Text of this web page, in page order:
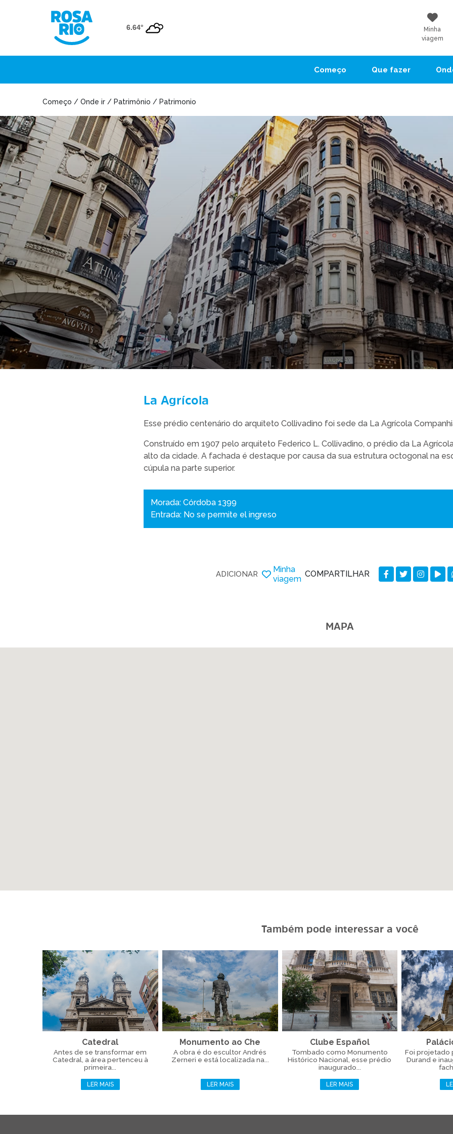
6.64°
Minha
viagem
Começo Que fazer
Começo / Onde ir / Patrimônio / Patrimonio
La Agrícola
Esse prédio centenário do arquiteto Collivadino foi sede da La Agrícola
Construído em 1907 pelo arquiteto Federico L. Collivadino, o prédio da La
alto da cidade. A fachada é destaque por causa da sua estrutura octogonal na
cúpula na parte superior.
Morada: Córdoba 1399
Entrada: No se permite el ingreso
ADICIONAR
Minha
viagem
COMPARTILHAR
MAPA
Também pode interessar a você
Catedral
Antes de se transformar em
Catedral, a área pertenceu à
primeira...
LER MAIS
Monumento ao Che
A obra é do escultor Andrés
Zerneri e está localizada na...
LER MAIS
Clube Español
Tombado como Monumento
Histórico Nacional, esse prédio
inaugurado...
LER MAIS
Foi projetado
Durand e